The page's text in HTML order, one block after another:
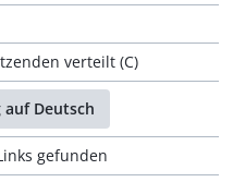
verteilt (C)
auf Deutsch
gefunden